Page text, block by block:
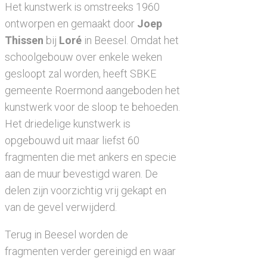
Het kunstwerk is omstreeks 1960
ontworpen en gemaakt door Joep
Thissen bij Loré in Beesel. Omdat het
schoolgebouw over enkele weken
gesloopt zal worden, heeft SBKE
gemeente Roermond aangeboden het
kunstwerk voor de sloop te behoeden.
Het driedelige kunstwerk is
opgebouwd uit maar liefst 60
fragmenten die met ankers en specie
aan de muur bevestigd waren. De
delen zijn voorzichtig vrij gekapt en
van de gevel verwijderd.
Terug in Beesel worden de
fragmenten verder gereinigd en waar